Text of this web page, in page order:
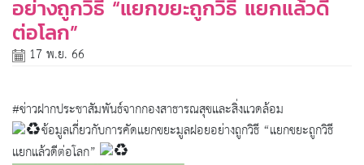
อย่างถูกวิธี “แยกขยะถูกวิธี แยกแล้วดี
ต่อโลก”
17 พ.ย. 66
#ข่าวฝากประชาสัมพันธ์จากกองสาธารณสุขและสิ่งแวดล้อม
ข้อมูลเกี่ยวกับการคัดแยกขยะมูลฝอยอย่างถูกวิธี “แยกขยะถูกวิธี
แยกแล้วดีต่อโลก”